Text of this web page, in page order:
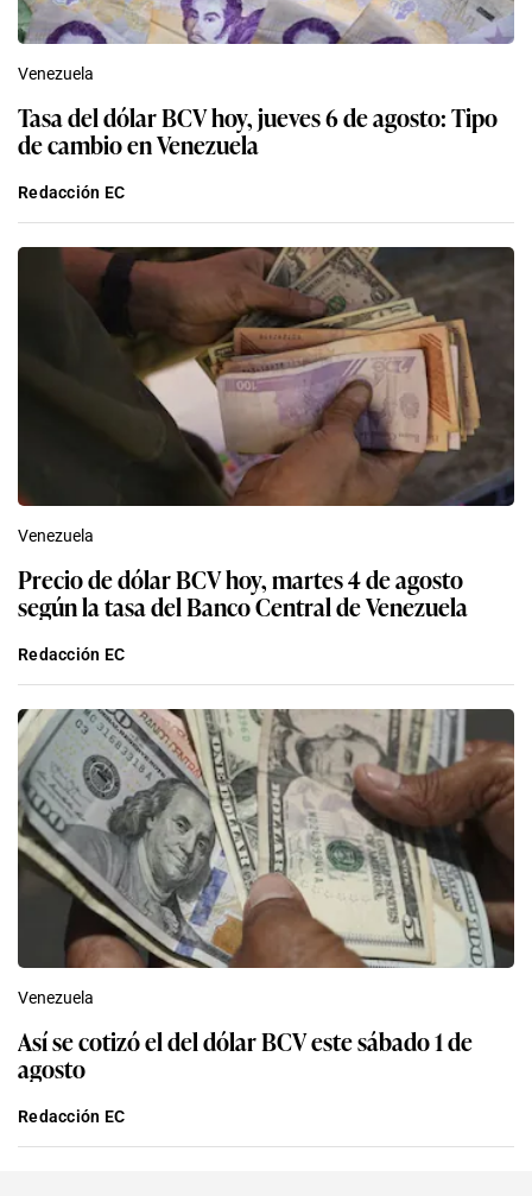
Venezuela
Tasa del dólar BCV hoy, jueves 6 de agosto: Tipo
de cambio en Venezuela
Redacción EC
Venezuela
Precio de dólar BCV hoy, martes 4 de agosto
según la tasa del Banco Central de Venezuela
Redacción EC
Venezuela
Así se cotizó el del dólar BCV este sábado 1 de
agosto
Redacción EC